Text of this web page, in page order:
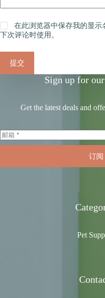
在此浏览器中保存我的显
下次评论时使用。
提交
Sign up for
Get the latest deals and
订阅
Pet